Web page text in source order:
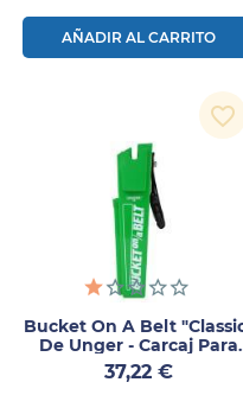
AÑADIR AL CARRITO
Bucket On A Belt
De Unger - Carcaj Para
Mojadores Y
Limpiacristales
Precio
37,22 €
favorite_border